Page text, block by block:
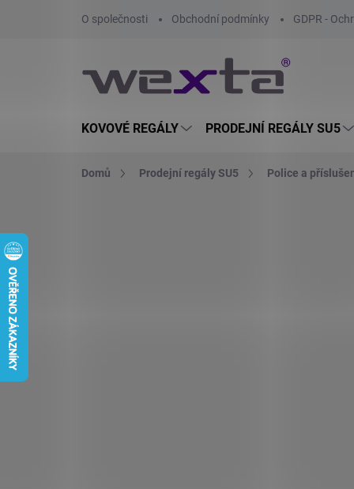
O společnosti Obchodní podmínky GDPR -
KOVOVÉ REGÁLY PRODEJNÍ REGÁLY SU5
Domů Prodejní regály SU5 Police a